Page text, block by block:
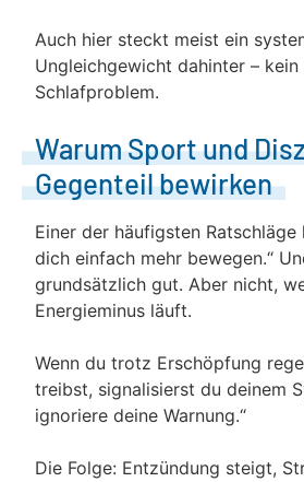
Auch hier steckt meist ein
Ungleichgewicht dahinter – kein
Schlafproblem.
Warum Sport und
Gegenteil bewirken
Einer der häufigsten Ratschläge
dich einfach mehr bewegen.“
grundsätzlich gut. Aber nicht,
Energieminus läuft.
Wenn du trotz Erschöpfung
treibst, signalisierst du deinem
ignoriere deine Warnung.“
Die Folge: Entzündung steigt,